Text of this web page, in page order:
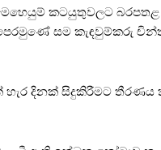
කටයුතුවලට
සම කැඳවුම්කරු
හැර දිනක් සිදුකිරීමට